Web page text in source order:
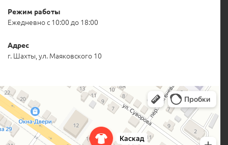
Режим работы
Ежедневно с 10:00 до 18:00
Адрес
г. Шахты, ул. Маяковского 10